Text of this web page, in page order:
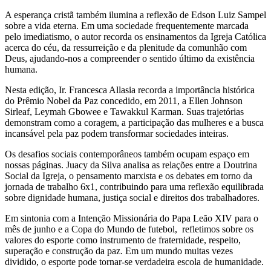
A esperança cristã também ilumina a reflexão de Edson Luiz Sampel
sobre a vida eterna. Em uma sociedade frequentemente marcada
pelo imediatismo, o autor recorda os ensinamentos da Igreja Católica
acerca do céu, da ressurreição e da plenitude da comunhão com
Deus, ajudando-nos a compreender o sentido último da existência
humana.
Nesta edição, Ir. Francesca Allasia recorda a importância histórica
do Prêmio Nobel da Paz concedido, em 2011, a Ellen Johnson
Sirleaf, Leymah Gbowee e Tawakkul Karman. Suas trajetórias
demonstram como a coragem, a participação das mulheres e a busca
incansável pela paz podem transformar sociedades inteiras.
Os desafios sociais contemporâneos também ocupam espaço em
nossas páginas. Juacy da Silva analisa as relações entre a Doutrina
Social da Igreja, o pensamento marxista e os debates em torno da
jornada de trabalho 6x1, contribuindo para uma reflexão equilibrada
sobre dignidade humana, justiça social e direitos dos trabalhadores.
Em sintonia com a Intenção Missionária do Papa Leão XIV para o
mês de junho e a Copa do Mundo de futebol, refletimos sobre os
valores do esporte como instrumento de fraternidade, respeito,
superação e construção da paz. Em um mundo muitas vezes
dividido, o esporte pode tornar-se verdadeira escola de humanidade.